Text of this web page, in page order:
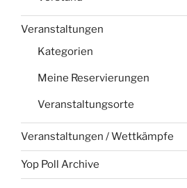
Veranstaltungen
Kategorien
Meine Reservierungen
Veranstaltungsorte
Veranstaltungen / Wettkämpfe
Yop Poll Archive